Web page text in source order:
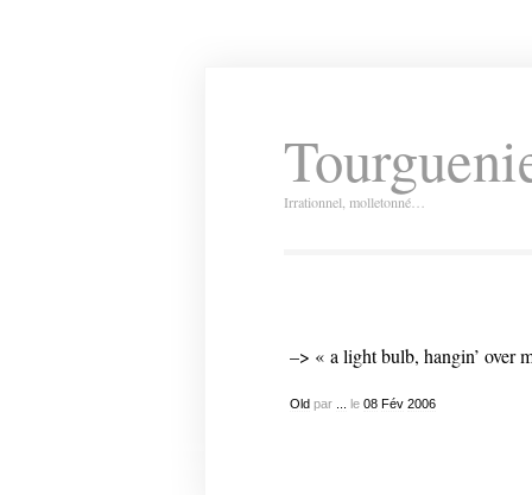
Irrationnel, molletonné…
–> « a light bulb, hangin’ over
Oldpar le 08 Fév 2006